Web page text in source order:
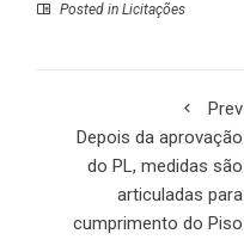
Posted in Licitações
Prev
Depois da aprovação
do PL, medidas são
articuladas para
cumprimento do Piso